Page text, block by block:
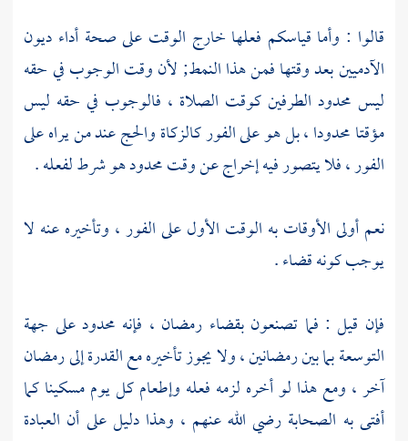
قالوا : وأما قياسكم فعلها خارج الوقت على صحة أداء ديون
الآدميين بعد وقتها فمن هذا النمط; لأن وقت الوجوب في حقه
ليس محدود الطرفين كوقت الصلاة ، فالوجوب في حقه ليس
مؤقتا محدودا ، بل هو على الفور كالزكاة والحج عند من يراه على
الفور ، فلا يتصور فيه إخراج عن وقت محدود هو شرط لفعله .
نعم أولى الأوقات به الوقت الأول على الفور ، وتأخيره عنه لا
يوجب كونه قضاء .
فإن قيل : فما تصنعون بقضاء رمضان ، فإنه محدود على جهة
التوسعة بما بين رمضانين ، ولا يجوز تأخيره مع القدرة إلى رمضان
آخر ، ومع هذا لو أخره لزمه فعله وإطعام كل يوم مسكينا كما
أفتى به الصحابة رضي الله عنهم ، وهذا دليل على أن العبادة